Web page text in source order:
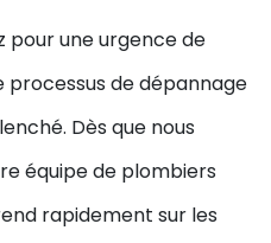
pour une urgence de
processus de dépannage
Dès que nous
équipe de plombiers
rapidement sur les